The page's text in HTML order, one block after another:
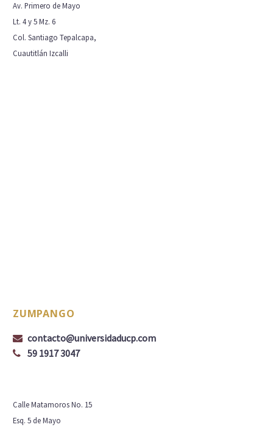
Av. Primero de Mayo
Lt. 4 y 5 Mz. 6
Col. Santiago Tepalcapa,
Cuautitlán Izcalli
ZUMPANGO
contacto@universidaducp.com
59 1917 3047
Calle Matamoros No. 15
Esq. 5 de Mayo